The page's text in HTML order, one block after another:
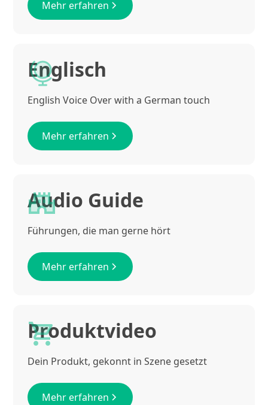
Mehr erfahren
Englisch
English Voice Over with a German touch
Mehr erfahren
Audio Guide
Führungen, die man gerne hört
Mehr erfahren
Produktvideo
Dein Produkt, gekonnt in Szene gesetzt
Mehr erfahren